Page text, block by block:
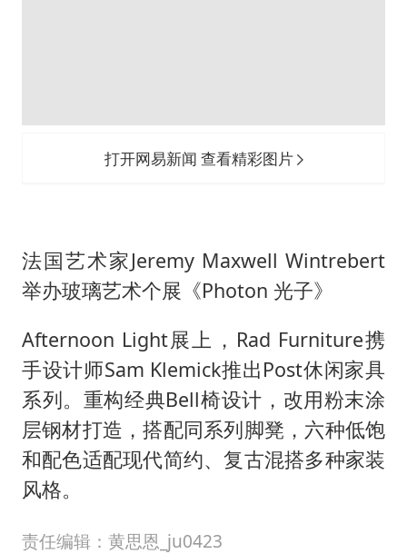
打开网易新闻 查看精彩图片
法国艺术家Jeremy Maxwell Wintrebert
举办玻璃艺术个展《Photon 光子》
Afternoon Light展上，Rad Furniture携
手设计师Sam Klemick推出Post休闲家具
系列。重构经典Bell椅设计，改用粉末涂
层钢材打造，搭配同系列脚凳，六种低饱
和配色适配现代简约、复古混搭多种家装
风格。
责任编辑：黄思恩_ju0423